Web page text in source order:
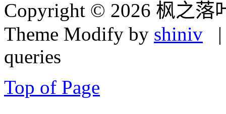
Copyright © 2026 枫之落
Theme Modify by shiniv |
queries
Top of Page